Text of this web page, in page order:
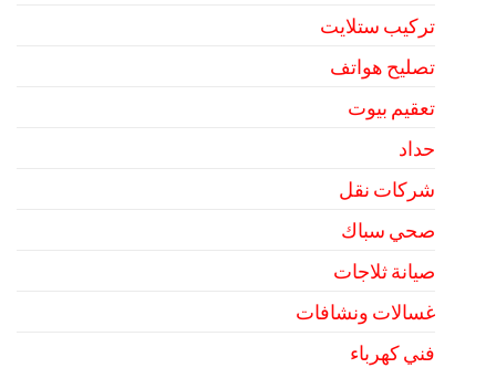
تركيب ستلايت
تصليح هواتف
تعقيم بيوت
حداد
شركات نقل
صحي سباك
صيانة ثلاجات
غسالات ونشافات
فني كهرباء